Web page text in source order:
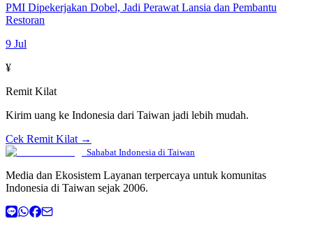
PMI Dipekerjakan Dobel, Jadi Perawat Lansia dan Pembantu
Restoran
9 Jul
¥
Remit Kilat
Kirim uang ke Indonesia dari Taiwan jadi lebih mudah.
Cek Remit Kilat →
Sahabat Indonesia di Taiwan
Media dan Ekosistem Layanan terpercaya untuk komunitas
Indonesia di Taiwan sejak 2006.